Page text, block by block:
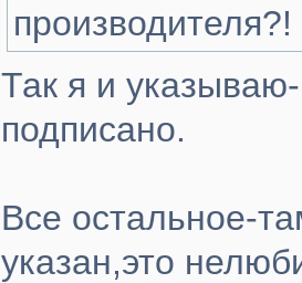
производителя?!
Так я и указываю-
подписано.
Все остальное-
указан,это